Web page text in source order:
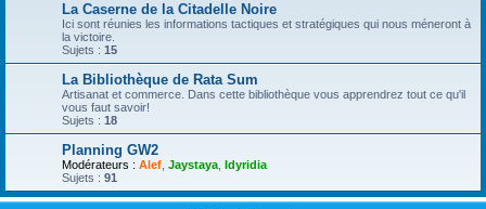
La Caserne de la Citadelle Noire
Ici sont réunies les informations tactiques et stratégiques qui nous méneront à
la victoire.
Sujets : 15
La Bibliothèque de Rata Sum
Artisanat et commerce. Dans cette bibliothèque vous apprendrez tout ce qu'il
vous faut savoir!
Sujets : 18
Planning GW2
Modérateurs : Alef Jaystaya Idyridia
Sujets : 91